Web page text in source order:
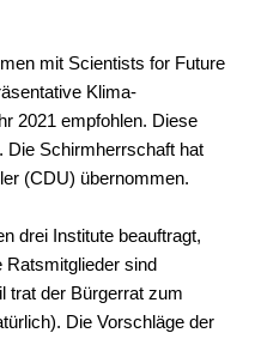
mit Scientists for Future
Klima-
2021 empfohlen. Diese
Die Schirmherrschaft hat
(CDU) übernommen.
drei Institute beauftragt,
Ratsmitglieder sind
trat der Bürgerrat zum
Die Vorschläge der